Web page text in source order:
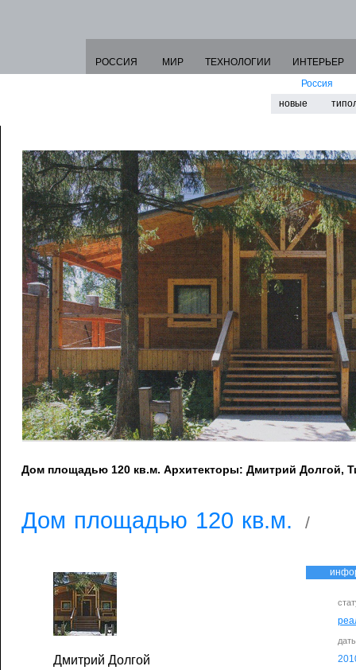
РОССИЯ МИР ТЕХНОЛОГИИ
ИНТЕРЬЕР
Россия
новые
Дом площадью 120 кв.м. Архитекторы: Дмитрий Долгой,
Дом площадью 120 кв.м. /
Дмитрий Долгой